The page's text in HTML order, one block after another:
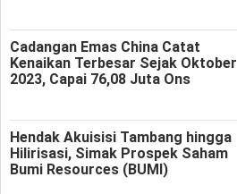
Cadangan Emas China Catat
Kenaikan Terbesar Sejak Oktober
2023, Capai 76,08 Juta Ons
Hendak Akuisisi Tambang hingga
Hilirisasi, Simak Prospek Saham
Bumi Resources (BUMI)